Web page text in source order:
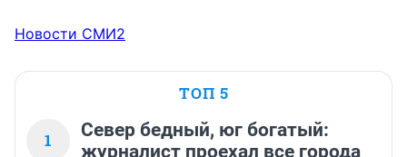
Новости СМИ2
ТОП 5
1
Север бедный, юг богатый:
журналист проехал все города